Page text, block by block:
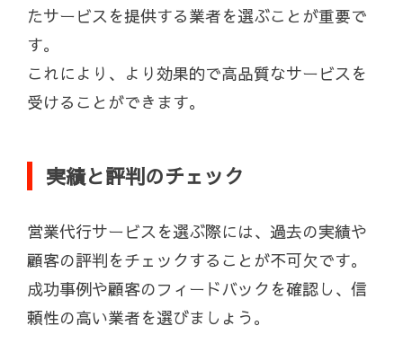
たサービスを提供する業者を選ぶことが重要で
す。
これにより、より効果的で高品質なサービスを
受けることができます。
実績と評判のチェック
営業代行サービスを選ぶ際には、過去の実績や
顧客の評判をチェックすることが不可欠です。
成功事例や顧客のフィードバックを確認し、信
頼性の高い業者を選びましょう。